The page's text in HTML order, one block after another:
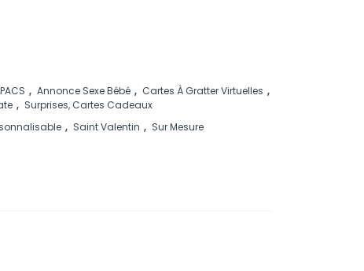
, Annonce Sexe Bébé , Cartes À Gratter Virtuelles ,
, Surprises, Cartes Cadeaux
, Saint Valentin , Sur Mesure